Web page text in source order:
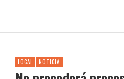
LOCAL NOTICIA